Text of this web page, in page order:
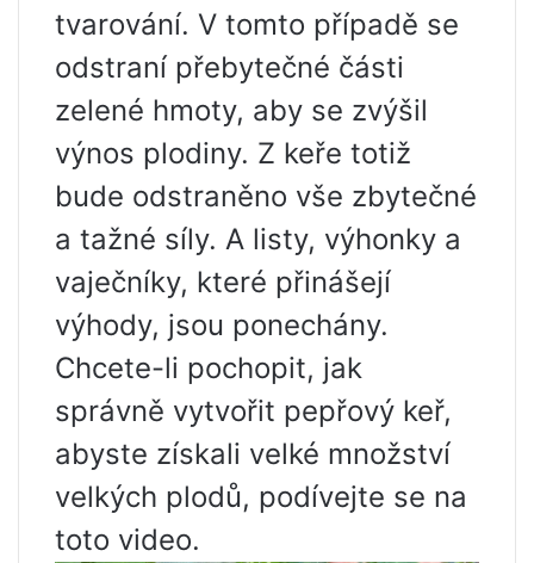
tvarování. V tomto případě se
odstraní přebytečné části
zelené hmoty, aby se zvýšil
výnos plodiny. Z keře totiž
bude odstraněno vše zbytečné
a tažné síly. A listy, výhonky a
vaječníky, které přinášejí
výhody, jsou ponechány.
Chcete-li pochopit, jak
správně vytvořit pepřový keř,
abyste získali velké množství
velkých plodů, podívejte se na
toto video.